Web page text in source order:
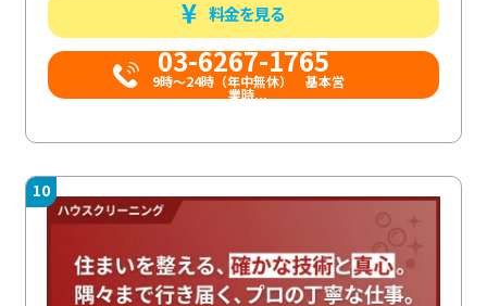
料金を見る
03-6267-1765
9時〜24時（年中無休） 基本営
業時...
10